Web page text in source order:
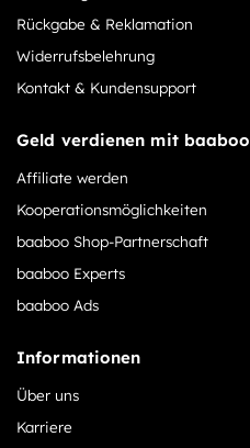
Rückgabe & Reklamation
Widerrufsbelehrung
Kontakt & Kundensupport
Geld verdienen mit baaboo
Affiliate werden
Kooperationsmöglichkeiten
baaboo Shop-Partnerschaft
baaboo Experts
baaboo Ads
Informationen
Über uns
Karriere